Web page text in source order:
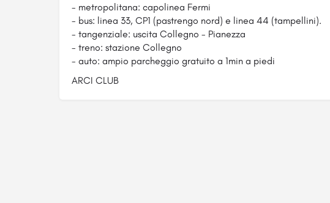
- metropolitana: capolinea Fermi
- bus: linea 33, CP1 (pastrengo nord) e linea 44 (tampellini).
- tangenziale: uscita Collegno - Pianezza
- treno: stazione Collegno
- auto: ampio parcheggio gratuito a 1min a piedi
ARCI CLUB